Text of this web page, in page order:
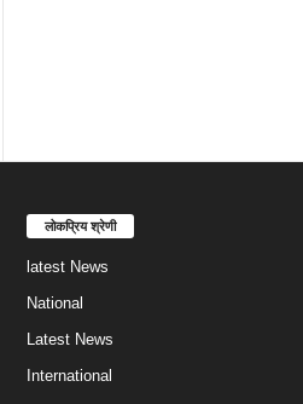
लोकप्रिय श्रेणी
latest News
National
Latest News
International